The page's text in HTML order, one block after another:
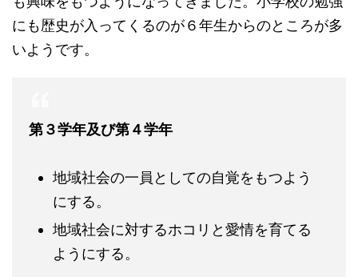
にも歴史が入ってくるのが６年生からのところが多
いようです。
第３学年及び第４学年
地域社会の一員としての自覚をもつよう
にする。
地域社会に対するホコリと愛情を育てる
ようにする。